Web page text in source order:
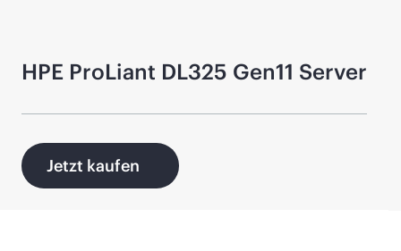
HPE ProLiant DL325 Gen11 Server
Jetzt kaufen